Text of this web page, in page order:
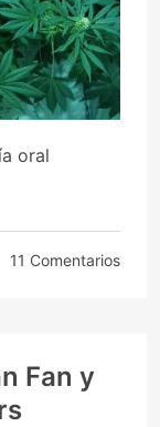
oral
11 Comentarios
Fan y